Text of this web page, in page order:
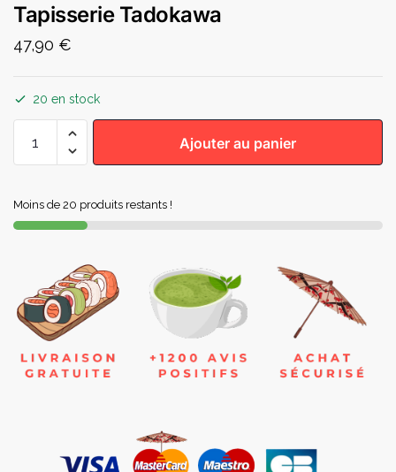
Tapisserie Tadokawa
47,90 €
20 en stock
Ajouter au panier
Moins de 20 produits restants !